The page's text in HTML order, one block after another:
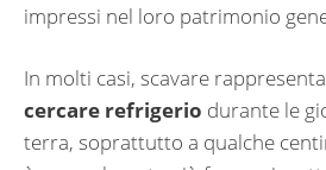
impressi nel loro patrimonio
In molti casi, scavare
cercare refrigerio durante le
terra, soprattutto a qualche